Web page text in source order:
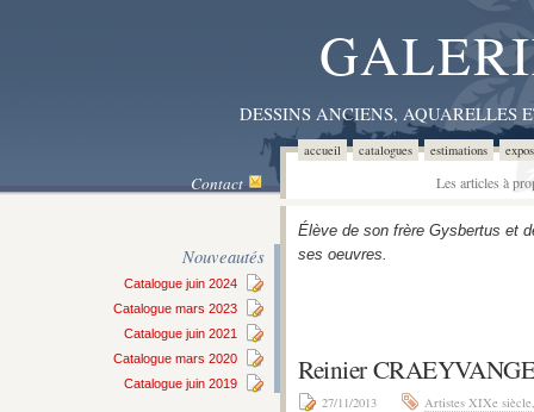
DESSINS ANCIENS,
accueil catalogues estimations
Contact Les articles à
Nouveautés
Catalogue juin 2024
Catalogue mars 2023
Catalogue juin 2021
Catalogue mars 2020
Catalogue juin 2019
Élève de son frère Gysbertus et
ses oeuvres.
Reinier
27/11/2013 Artistes XIXe siècle